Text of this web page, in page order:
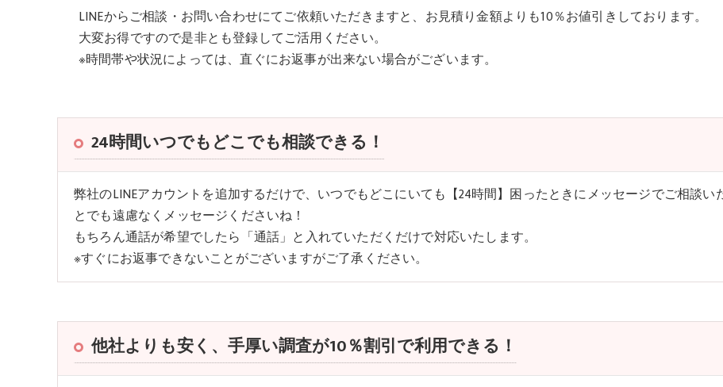
LINEからご相談・お問い合わせにてご依頼いただきますと、お見積り金額よりも10％お値引きしております。
大変お得ですので是非とも登録してご活用ください。
※時間帯や状況によっては、直ぐにお返事が出来ない場合がございます。
24時間いつでもどこでも相談できる！
弊社のLINEアカウントを追加するだけで、いつでもどこにいても【24時間】困ったときにメッセージでご相談
とでも遠慮なくメッセージくださいね！
もちろん通話が希望でしたら「通話」と入れていただくだけで対応いたします。
※すぐにお返事できないことがございますがご了承ください。
他社よりも安く、手厚い調査が10％割引で利用できる！